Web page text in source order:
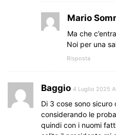
Mario
Ma che
Noi per una
Risposta
Baggio 4 Luglio 2025
Di 3 cose sono sicuro
considerando le
quindi con i nuomi